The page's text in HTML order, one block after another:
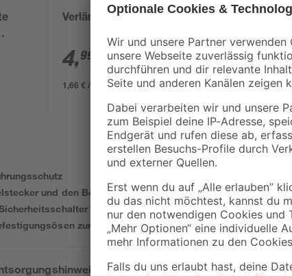
m
Verlängerung 3 m
4,99
1,66 € / Meter
Verlängerung 5 m
8,79€
1,76 € / Meter
und den Betrieb von Netzgeräten
zum Ein- und Ausschalten
zur Wandmontage